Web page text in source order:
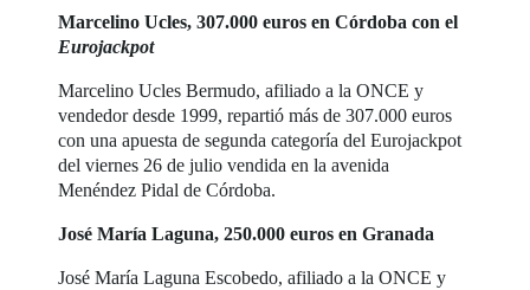
Marcelino Ucles, 307.000 euros en Córdoba con el
Eurojackpot
Marcelino Ucles Bermudo, afiliado a la ONCE y
vendedor desde 1999, repartió más de 307.000 euros
con una apuesta de segunda categoría del Eurojackpot
del viernes 26 de julio vendida en la avenida
Menéndez Pidal de Córdoba.
José María Laguna, 250.000 euros en Granada
José María Laguna Escobedo, afiliado a la ONCE y